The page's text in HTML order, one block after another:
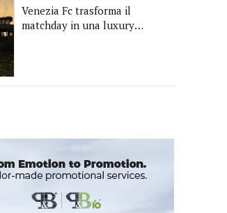
Venezia Fc trasforma il
matchday in una luxury